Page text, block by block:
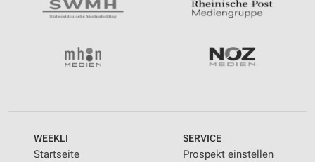
WEEKLI
Startseite
SERVICE
Prospekt einstellen